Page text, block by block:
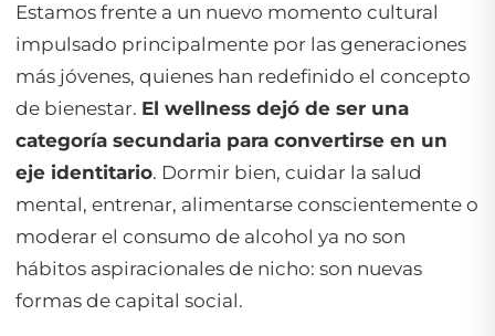
Estamos frente a un nuevo momento cultural
impulsado principalmente por las generaciones
más jóvenes, quienes han redefinido el concepto
de bienestar. El wellness dejó de ser una
categoría secundaria para convertirse en un
eje identitario. Dormir bien, cuidar la salud
mental, entrenar, alimentarse conscientemente o
moderar el consumo de alcohol ya no son
hábitos aspiracionales de nicho: son nuevas
formas de capital social.